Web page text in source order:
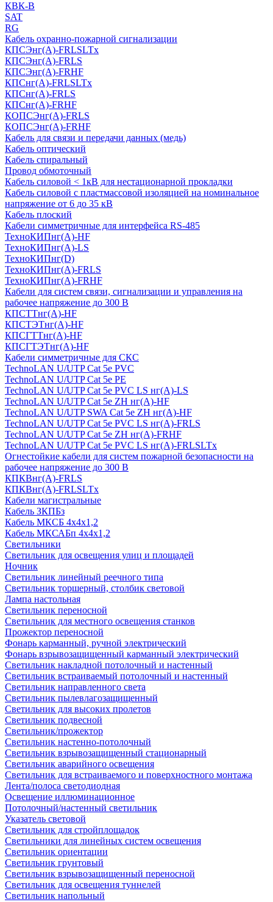
КВК-В
SAT
RG
Кабель охранно-пожарной сигнализации
КПСЭнг(А)-FRLSLTx
КПСЭнг(А)-FRLS
КПСЭнг(А)-FRHF
КПСнг(А)-FRLSLTx
КПСнг(А)-FRLS
КПСнг(А)-FRHF
КОПСЭнг(А)-FRLS
КОПСЭнг(А)-FRHF
Кабель для связи и передачи данных (медь)
Кабель оптический
Кабель спиральный
Провод обмоточный
Кабель силовой < 1кВ для нестационарной прокладки
Кабель силовой с пластмассовой изоляцией на номинальное
напряжение от 6 до 35 кВ
Кабель плоский
Кабели симметричные для интерфейса RS-485
ТеxноКИПнг(A)-HF
ТеxноКИПнг(A)-LS
ТеxноКИПнг(D)
ТехноКИПнг(A)-FRLS
ТехноКИПнг(A)-FRHF
Кабели для систем связи, сигнализации и управления на
рабочее напряжение до 300 В
КПСТТнг(A)-HF
КПСТЭТнг(A)-HF
КПСГТТнг(A)-HF
КПСГТЭТнг(A)-HF
Кабели симметричные для СКС
TechnoLAN U/UTP Cat 5e PVC
TechnoLAN U/UTP Cat 5e PE
TechnoLAN U/UTP Cat 5e PVC LS нг(A)-LS
TechnoLAN U/UTP Cat 5e ZH нг(A)-HF
TechnoLAN U/UTP SWA Cat 5e ZH нг(A)-HF
TechnoLAN U/UTP Cat 5e PVC LS нг(A)-FRLS
TechnoLAN U/UTP Cat 5e ZH нг(A)-FRHF
TechnoLAN U/UTP Cat 5e PVC LS нг(A)-FRLSLTx
Огнестойкие кабели для систем пожарной безопасности на
рабочее напряжение до 300 В
КПКВнг(A)-FRLS
КПКВнг(A)-FRLSLTx
Кабели магистральные
Кабель ЗКПБз
Кабель МКСБ 4х4х1,2
Кабель МКСАБп 4х4х1,2
Светильники
Светильник для освещения улиц и площадей
Ночник
Светильник линейный реечного типа
Светильник торшерный, столбик световой
Лампа настольная
Светильник переносной
Светильник для местного освещения станков
Прожектор переносной
Фонарь карманный, ручной электрический
Фонарь взрывозащищенный карманный электрический
Светильник накладной потолочный и настенный
Светильник встраиваемый потолочный и настенный
Светильник направленного света
Светильник пылевлагозащищенный
Светильник для высоких пролетов
Светильник подвесной
Светильник/прожектор
Светильник настенно-потолочный
Светильник взрывозащищенный стационарный
Светильник аварийного освещения
Светильник для встраиваемого и поверхностного монтажа
Лента/полоса светодиодная
Освещение иллюминационное
Потолочный/настенный светильник
Указатель световой
Светильник для стройплощадок
Светильники для линейных систем освещения
Светильник ориентации
Светильник грунтовый
Светильник взрывозащищенный переносной
Светильник для освещения туннелей
Светильник напольный